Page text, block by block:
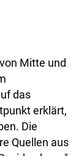
Mitte und
das
erklärt,
Die
Quellen aus